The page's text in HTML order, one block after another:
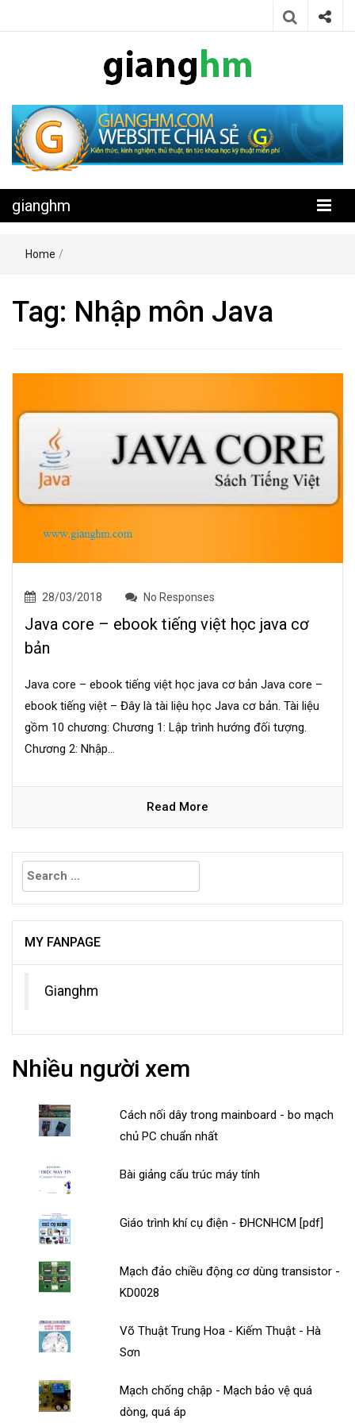
gianghm
kỹ thuật miễn phí
gianghm
Home /
Tag: Nhập môn Java
28/03/2018 No Responses
Java core – ebook tiếng việt học java cơ
bản
Java core – ebook tiếng việt học java cơ bản Java core –
ebook tiếng việt – Đây là tài liệu học Java cơ bản. Tài liệu
gồm 10 chương: Chương 1: Lập trình hướng đối tượng.
Chương 2: Nhập...
Read More
Search
for:
MY FANPAGE
Gianghm
Nhiều người xem
Cách nối dây trong mainboard - bo mạch
chủ PC chuẩn nhất
Bài giảng cấu trúc máy tính
Giáo trình khí cụ điện - ĐHCNHCM [pdf]
Mạch đảo chiều động cơ dùng transistor -
KD0028
Võ Thuật Trung Hoa - Kiếm Thuật - Hà
Sơn
Mạch chống chập - Mạch bảo vệ quá
dòng, quá áp